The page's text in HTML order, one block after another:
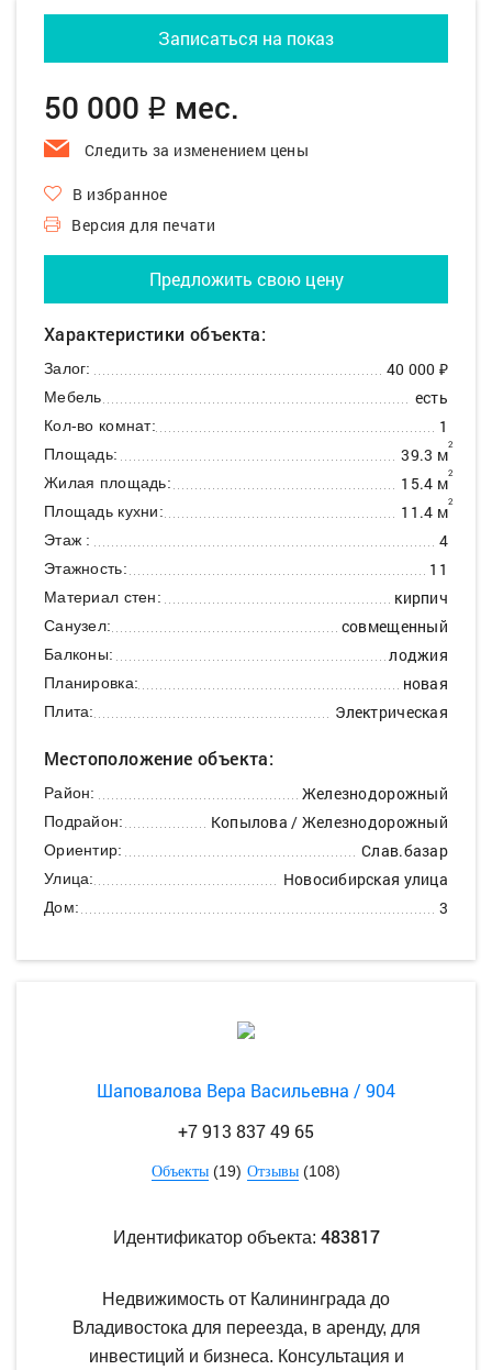
Записаться на показ
50 000 q мес.
Следить за изменением цены
В избранное
Версия для печати
Предложить свою цену
Характеристики объекта:
Залог: 40 000 ₽
Мебель есть
Кол-во комнат: 1
Площадь: 39.3 м2
Жилая площадь: 15.4 м2
Площадь кухни: 11.4 м2
Этаж : 4
Этажность: 11
Материал стен: кирпич
Санузел: совмещенный
Балконы: лоджия
Планировка: новая
Плита: Электрическая
Местоположение объекта:
Район: Железнодорожный
Подрайон: Копылова / Железнодорожный
Ориентир: Слав.базар
Улица: Новосибирская улица
Дом: 3
Шаповалова Вера Васильевна / 904
+7 913 837 49 65
Объекты (19) Отзывы (108)
Идентификатор объекта: 483817
Недвижимость от Калининграда до
Владивостока для переезда, в аренду, для
инвестиций и бизнеса. Консультация и